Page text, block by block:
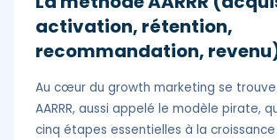
activation, rétention,
recommandation,
Au cœur du growth marketing se
AARRR, aussi appelé le modèle pirate,
cinq étapes essentielles à la croissance